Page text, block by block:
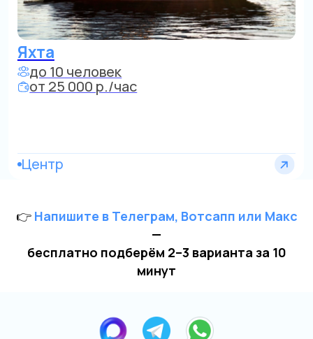
👉 Напишите в Телеграм, Вотсапп или Макс
—
бесплатно подберём 2–3 варианта за 10
минут